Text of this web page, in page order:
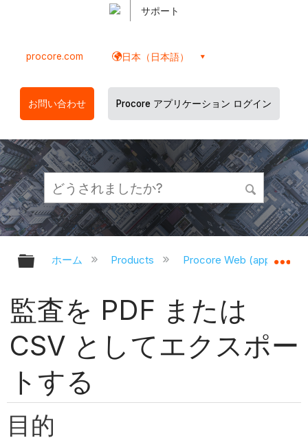
サポート
procore.com 日本（日本語）
お問い合わせ Procore アプリケーション ログイン
グローバル階層を展開/折りたたむ
ホーム Products Procore Web
監査を PDF または
CSV としてエクスポー
トする
目的